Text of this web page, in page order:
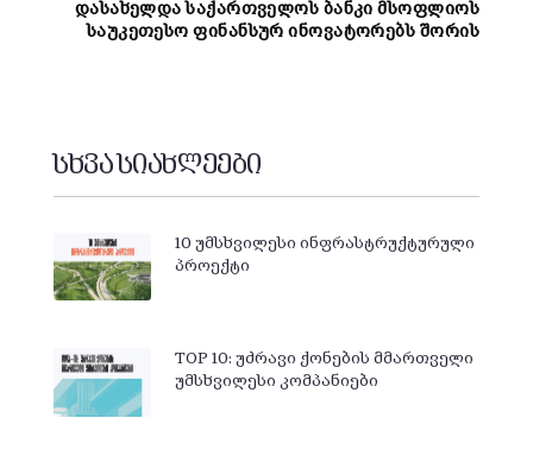
დასახელდა საქართველოს ბანკი მსოფლიოს
საუკეთესო ფინანსურ ინოვატორებს შორის
სხვა სიახლეები
10 უმსხვილესი ინფრასტრუქტურული
პროექტი
TOP 10: უძრავი ქონების მმართველი
უმსხვილესი კომპანიები